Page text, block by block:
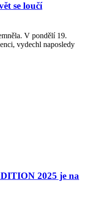
se loučí
V pondělí 19.
vydechl naposledy
2025 je na